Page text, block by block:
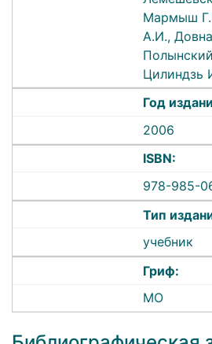
Мармыш
А.И.,
Цилиндзь
Год
2006
ISBN:
978-985-
Тип
учебник
Гриф:
МО